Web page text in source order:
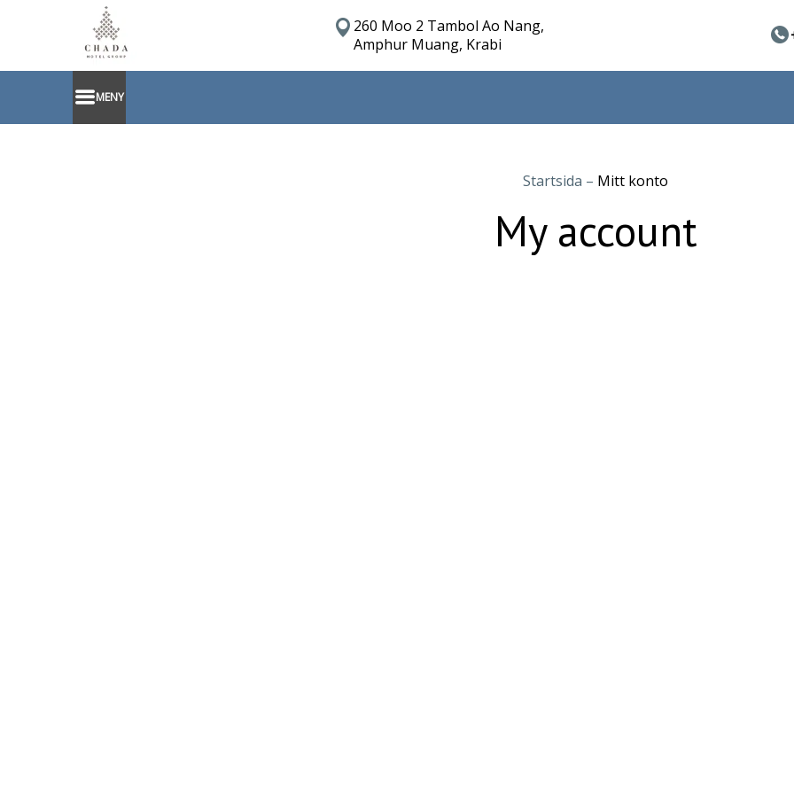
260 Moo 2 Tambol Ao Nang,
Amphur Muang, Krabi
MENY
Startsida – Mitt konto
My account